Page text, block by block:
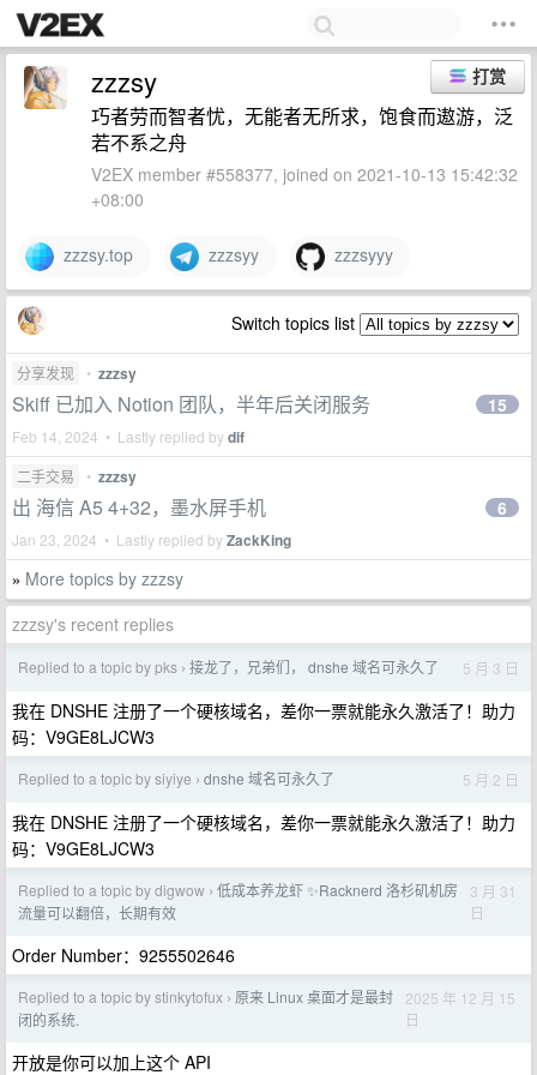
打赏
zzzsy
巧者劳而智者忧，无能者无所求，饱食而遨游，泛
若不系之舟
V2EX member #558377, joined on 2021-10-13 15:42:32
+08:00
zzzsy.top zzzsyy zzzsyyy
Switch topics list
分享发现 • zzzsy
Skiff 已加入 Notion 团队，半年后关闭服务
Feb 14, 2024 • Lastly replied bydif
15
二手交易 • zzzsy
出 海信 A5 4+32，墨水屏手机
Jan 23, 2024 • Lastly replied byZackKing
6
» More topics by zzzsy
zzzsy's recent replies
Replied to a topic by pks › 接龙了，兄弟们， dnshe 域名可永久了 5 月 3 日
我在 DNSHE 注册了一个硬核域名，差你一票就能永久激活了！助力
码：V9GE8LJCW3
Replied to a topic by siyiye › dnshe 域名可永久了 5 月 2 日
我在 DNSHE 注册了一个硬核域名，差你一票就能永久激活了！助力
码：V9GE8LJCW3
Replied to a topic by digwow › 低成本养龙虾 ✨Racknerd 洛杉矶机房
流量可以翻倍，长期有效
3 月 31
日
Order Number：9255502646
Replied to a topic by stinkytofux › 原来 Linux 桌面才是最封
闭的系统.
2025 年 12 月 15
日
开放是你可以加上这个 API